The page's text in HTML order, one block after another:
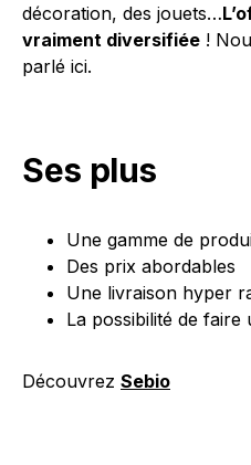
décoration, des jouets…
vraiment diversifiée !
parlé ici.
Ses plus
Une gamme de
Des prix abordables
Une livraison hyper
La possibilité de faire
Découvrez Sebio